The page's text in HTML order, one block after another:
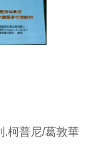
.柯普尼/葛敦華